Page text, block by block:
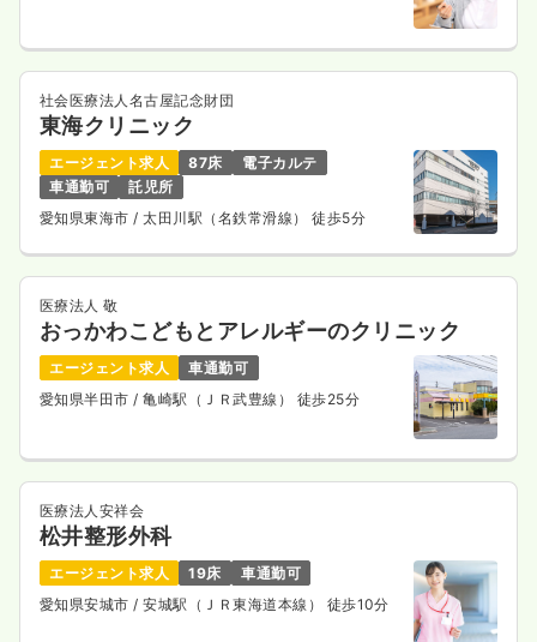
社会医療法人名古屋記念財団
東海クリニック
エージェント求人 87床
電子カルテ
車通勤可
託児所
愛知県東海市/ 太田川駅（名鉄常滑線） 徒歩5分
医療法人 敬
おっかわこどもとアレルギーのクリニック
エージェント求人
車通勤可
愛知県半田市 / 亀崎駅（ＪＲ武豊線） 徒歩25分
医療法人安祥会
松井整形外科
エージェント求人 19床
車通勤可
愛知県安城市 / 安城駅（ＪＲ東海道本線） 徒歩10分